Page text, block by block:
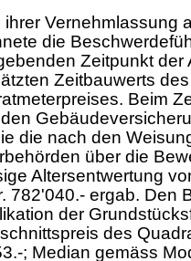
ihrer Vernehmlassung
die
Zeitpunkt
Zeitbauwerts
Beim
die nach den
über die
Altersentwertung
782'040.- ergab. Den
der
des
; Median gemäss